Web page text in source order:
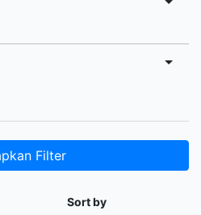
Filter
Sort by